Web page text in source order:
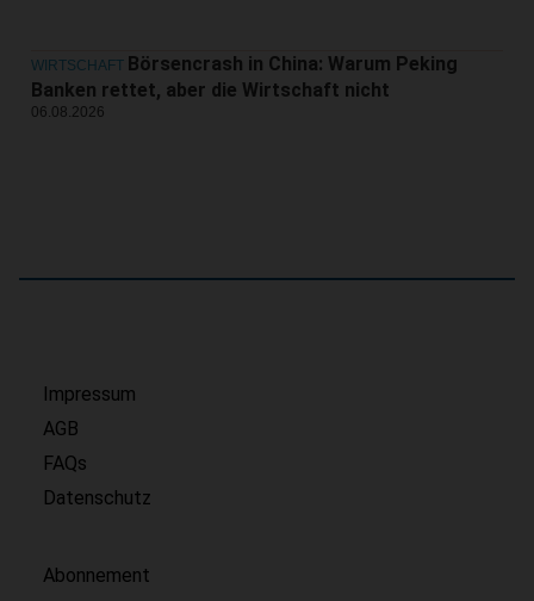
WIRTSCHAFT Börsencrash in China: Warum Peking
Banken rettet, aber die Wirtschaft nicht
06.08.2026
Impressum
AGB
FAQs
Datenschutz
Abonnement